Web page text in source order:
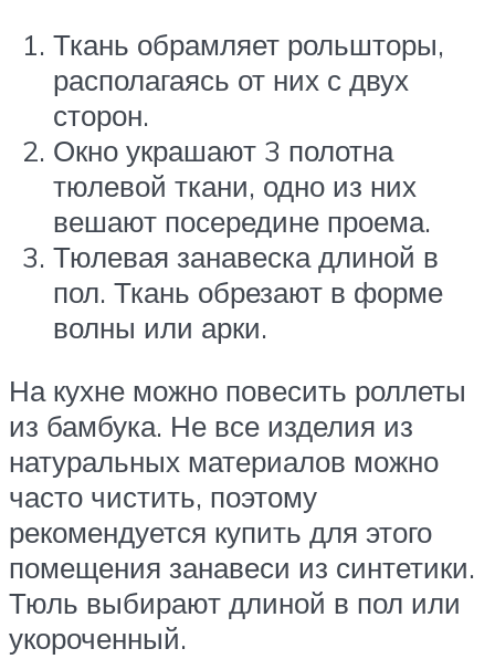
Ткань обрамляет рольшторы,
располагаясь от них с двух
сторон.
Окно украшают 3 полотна
тюлевой ткани, одно из них
вешают посередине проема.
Тюлевая занавеска длиной в
пол. Ткань обрезают в форме
волны или арки.
На кухне можно повесить роллеты
из бамбука. Не все изделия из
натуральных материалов можно
часто чистить, поэтому
рекомендуется купить для этого
помещения занавеси из синтетики.
Тюль выбирают длиной в пол или
укороченный.